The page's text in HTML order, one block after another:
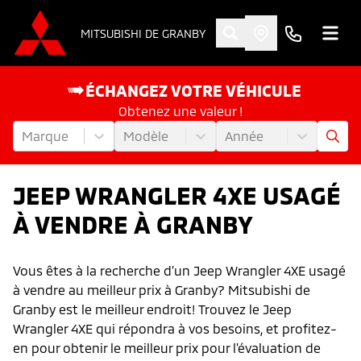
MITSUBISHI DE GRANBY
ÉCHANGEZ VOTRE VÉHICULE
Obtenez une valeur !
Marque
Modèle Année
JEEP WRANGLER 4XE USAGÉ
À VENDRE À GRANBY
Vous êtes à la recherche d’un Jeep Wrangler 4XE usagé
à vendre au meilleur prix à Granby? Mitsubishi de
Granby est le meilleur endroit! Trouvez le Jeep
Wrangler 4XE qui répondra à vos besoins, et profitez-
en pour obtenir le meilleur prix pour l'évaluation de